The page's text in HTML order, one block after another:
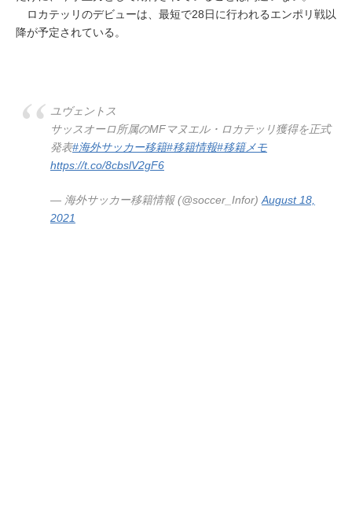
ロカテッリのデビューは、最短で28日に行われるエンポリ戦以
降が予定されている。
ユヴェントス
サッスオーロ所属のMFマヌエル・ロカテッリ獲得を正式
発表#海外サッカー移籍#移籍情報#移籍メモ
https://t.co/8cbslV2gF6
— 海外サッカー移籍情報 (@soccer_Infor) August 18,
2021